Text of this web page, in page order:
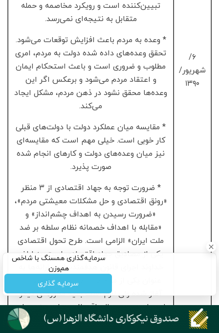
۶/
شهریور/
۱۳۹۰
تبیین‌کننده است و رویکرد مخاصمه و حمله
متقابل به نتیجه‌ای نمی‌رسد.
* وعده به مردم باعث افزایش توقعات می‌شود.
تحقق وعده‌های داده شده دولت به مردم، امری
مطلوب و ضروری است و باعث استحکام ایمان
و اعتقاد مردم می‌شود و برعکس اگر این
وعده‌ها محقق نشود در ذهن مردم، مشکل ایجاد
می‌کند.
* مقایسه میان عملکرد دولت با دولت‌های قبلی
کار خوبی است. خیلی مهم است که مقایسه‌ای
نیز میان وعده‌های دولت و کارهای انجام شده
صورت پذیرد.
* ضرورت توجه به جهاد اقتصادی از ۳ منظر
«رونق اقتصادی و حل مشکلات معیشتی مردم»،
«ضرورت رسیدن به اهداف چشم‌انداز» و
«مقابله با اهداف خصمانه نظام سلطه بر ضد
ملت ایران» الزامی است. طرح تحول اقتصادی
یکی از مصادیق جهاد اقتصادی است. به لطف
خداوند اجرای قانون هدفمندسازی یارانه‌ها به
عنوان یکی از محورهای طرح تحول اقتصادی
آغاز شده ولی لازم است بقیه محورهای دیگر
این طرح در دو سال باقیمانده دولت، به جریان
بیفتد. به ضرورت تقویت بخش تولید توجه
سرمایه‌گذاری همسنگ با شاخص
هم‌وزن
سرمایه گذاری